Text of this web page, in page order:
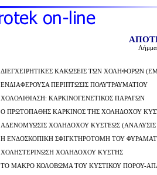
ΔΙΕΓΧΕΙΡΗΤΙΚΕΣ ΚΑΚΩΣΕΙΣ ΤΩΝ ΧΟΛΗΦΟΡΩΝ
ΕΝΔΙΑΦΕΡΟΥΣΑ ΠΕΡΙΠΤΩΣΙΣ ΠΟΛΥΤΡΑΥΜΑΤΙΟΥ
ΧΟΛΟΛΙΘΙΑΣΗ: ΚΑΡΚΙΝΟΓΕΝΕΤΙΚΟΣ ΠΑΡΑΓΩΝ
Ο ΠΡΩΤΟΠΑΘΗΣ ΚΑΡΚΙΝΟΣ ΤΗΣ ΧΟΛΗΔΟΧΟΥ
ΑΔΕΝΟΜΥΩΣΙΣ ΧΟΛΗΔΟΧΟΥ ΚΥΣΤΕΩΣ (ΑΝΑΛΥΣΙΣ
Η ΕΝΔΟΣΚΟΠΙΚΗ ΣΦΙΓΚΤΗΡΟΤΟΜΗ ΤΟΥ
ΧΟΛΗΣΤΕΡΙΝΩΣΗ ΧΟΛΗΔΟΧΟΥ ΚΥΣΤΗΣ
ΤΟ ΜΑΚΡΟ ΚΟΛΟΒΩΜΑ ΤΟΥ ΚΥΣΤΙΚΟΥ ΠΟΡΟΥ-